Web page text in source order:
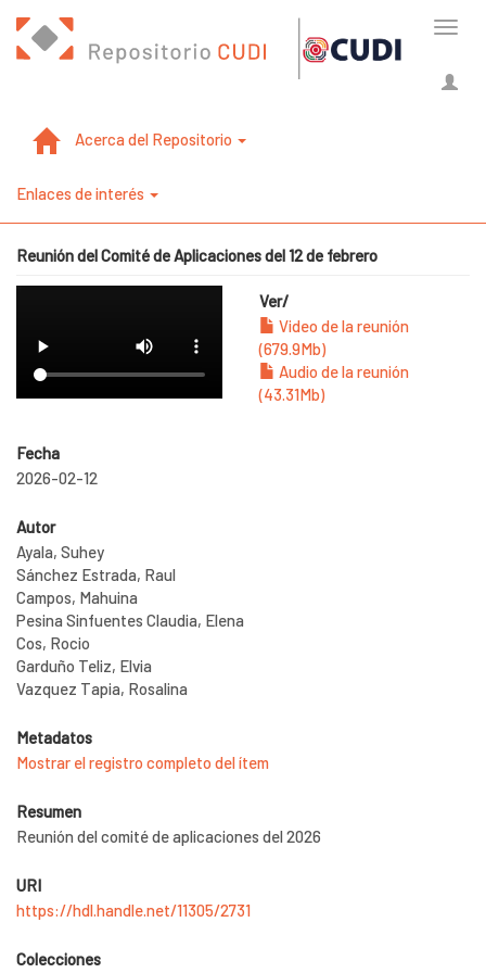
Acerca del Repositorio
Enlaces de interés
Reunión del Comité de Aplicaciones del 12 de febrero
Ver/
Video de la reunión
(679.9Mb)
Audio de la reunión
(43.31Mb)
Fecha
2026-02-12
Autor
Ayala, Suhey
Sánchez Estrada, Raul
Campos, Mahuina
Pesina Sinfuentes Claudia, Elena
Cos, Rocio
Garduño Teliz, Elvia
Vazquez Tapia, Rosalina
Metadatos
Mostrar el registro completo del ítem
Resumen
Reunión del comité de aplicaciones del 2026
URI
https://hdl.handle.net/11305/2731
Colecciones